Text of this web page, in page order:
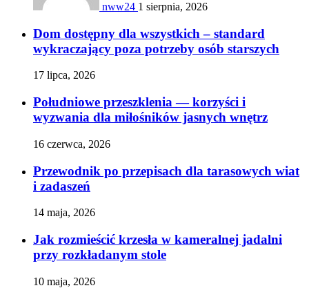
nww24 1 sierpnia, 2026
Dom dostępny dla wszystkich – standard
wykraczający poza potrzeby osób starszych
17 lipca, 2026
Południowe przeszklenia — korzyści i
wyzwania dla miłośników jasnych wnętrz
16 czerwca, 2026
Przewodnik po przepisach dla tarasowych wiat
i zadaszeń
14 maja, 2026
Jak rozmieścić krzesła w kameralnej jadalni
przy rozkładanym stole
10 maja, 2026